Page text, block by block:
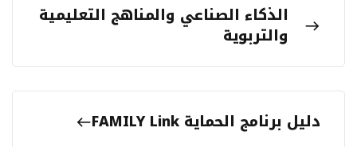
الذكاء الصناعي والمناهج التعليمية
والتربوية
دليل برنامج الحماية FAMILY Link